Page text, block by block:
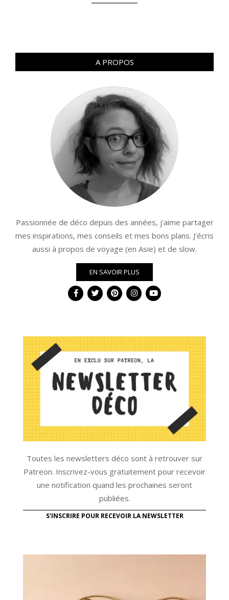
A PROPOS
Passionnée de déco depuis des années, j'aime partager
mes inspirations, mes conseils et mes bons plans. J'écris
aussi à propos de voyage (en Asie) et de slow.
EN SAVOIR PLUS
Toutes les newsletters déco sont à retrouver sur
Patreon. Inscrivez-vous gratuitement pour recevoir
une notification quand les prochaines seront
publiées.
S'INSCRIRE POUR RECEVOIR LA NEWSLETTER